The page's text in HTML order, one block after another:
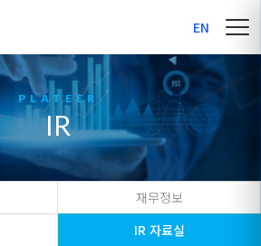
EN
IR
재무정보
IR 자료실